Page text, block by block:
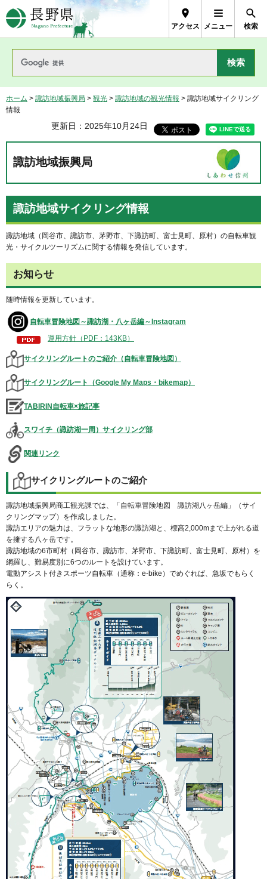
長野県Nagano Prefecture
アクセス メニュー 検索
ホーム > 諏訪地域振興局 > 観光 > 諏訪地域の観光情報 > 諏訪地域サイクリング
情報
更新日：2025年10月24日
諏訪地域振興局
諏訪地域サイクリング情報
諏訪地域（岡谷市、諏訪市、茅野市、下諏訪町、富士見町、原村）の自転車観
光・サイクルツーリズムに関する情報を発信しています。
お知らせ
随時情報を更新しています。
自転車冒険地図～諏訪湖・八ヶ岳編～Instagram
運用方針（PDF：143KB）
サイクリングルートのご紹介（自転車冒険地図）
サイクリングルート（Google My Maps・bikemap）
TABIRIN自転車×旅記事
スワイチ（諏訪湖一周）サイクリング部
関連リンク
サイクリングルートのご紹介
諏訪地域振興局商工観光課では、「自転車冒険地図 諏訪湖八ヶ岳編」（サイ
クリングマップ）を作成しました。
諏訪エリアの魅力は、フラットな地形の諏訪湖と、標高2,000mまで上がれる道
を擁する八ヶ岳です。
諏訪地域の6市町村（岡谷市、諏訪市、茅野市、下諏訪町、富士見町、原村）を
網羅し、難易度別に6つのルートを設けています。
電動アシスト付きスポーツ自転車（通称：e-bike）でめぐれば、急坂でもらく
らく。